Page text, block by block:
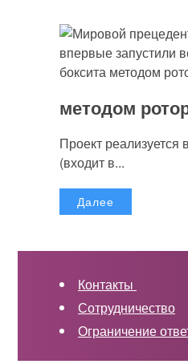
методом
Проект
(входит в...
Далее
Контакты
Сотрудничество
Ограничение